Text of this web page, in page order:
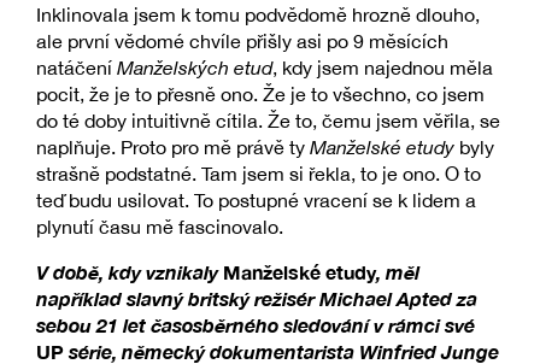
Inklinovala jsem k tomu podvědomě hrozně dlouho,
ale první vědomé chvíle přišly asi po 9 měsících
natáčení Manželských etud, kdy jsem najednou měla
pocit, že je to přesně ono. Že je to všechno, co jsem
do té doby intuitivně cítila. Že to, čemu jsem věřila, se
naplňuje. Proto pro mě právě ty Manželské etudy byly
strašně podstatné. Tam jsem si řekla, to je ono. O to
teď budu usilovat. To postupné vracení se k lidem a
plynutí času mě fascinovalo.
V době, kdy vznikaly Manželské etudy, měl
například slavný britský režisér Michael Apted za
sebou 21 let časosběrného sledování v rámci své
UPsérie, německý dokumentarista Winfried Junge